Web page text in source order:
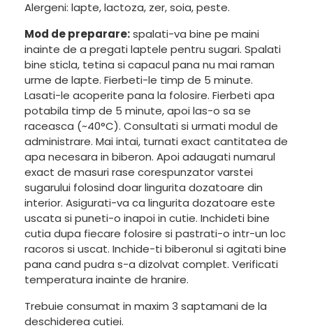
Alergeni: lapte, lactoza, zer, soia, peste.
Mod de preparare:spalati-va bine pe maini
inainte de a pregati laptele pentru sugari. Spalati
bine sticla, tetina si capacul pana nu mai raman
urme de lapte. Fierbeti-le timp de 5 minute.
Lasati-le acoperite pana la folosire. Fierbeti apa
potabila timp de 5 minute, apoi las-o sa se
raceasca (~40°C). Consultati si urmati modul de
administrare. Mai intai, turnati exact cantitatea de
apa necesara in biberon. Apoi adaugati numarul
exact de masuri rase corespunzator varstei
sugarului folosind doar lingurita dozatoare din
interior. Asigurati-va ca lingurita dozatoare este
uscata si puneti-o inapoi in cutie. Inchideti bine
cutia dupa fiecare folosire si pastrati-o intr-un loc
racoros si uscat. Inchide-ti biberonul si agitati bine
pana cand pudra s-a dizolvat complet. Verificati
temperatura inainte de hranire.
Trebuie consumat in maxim 3 saptamani de la
deschiderea cutiei.